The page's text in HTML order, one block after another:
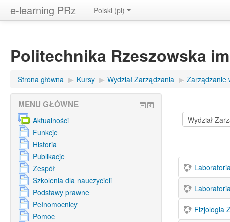
e-learning PRz Polski ‎(pl)‎
Politechnika Rzeszowska
Strona główna ▶︎ Kursy ▶︎ Wydział Zarządzania ▶︎ Zarządzanie
Fizjologia
MENU GŁÓWNE
Aktualności
Funkcje
Historia
Publikacje
Zespół
Szkolenia dla nauczycieli
Podstawy prawne
Pełnomocnicy
Pomoc